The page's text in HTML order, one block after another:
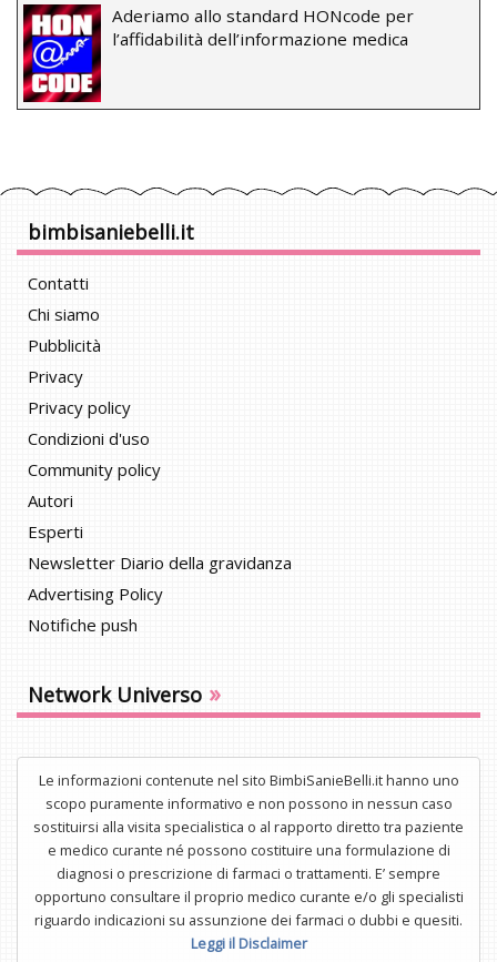
Aderiamo allo standard HONcode per
l’affidabilità dell’informazione medica
bimbisaniebelli.it
Contatti
Chi siamo
Pubblicità
Privacy
Privacy policy
Condizioni d'uso
Community policy
Autori
Esperti
Newsletter Diario della gravidanza
Advertising Policy
Notifiche push
Network Universo »
Le informazioni contenute nel sito BimbiSanieBelli.it hanno uno
scopo puramente informativo e non possono in nessun caso
sostituirsi alla visita specialistica o al rapporto diretto tra paziente
e medico curante né possono costituire una formulazione di
diagnosi o prescrizione di farmaci o trattamenti. E’ sempre
opportuno consultare il proprio medico curante e/o gli specialisti
riguardo indicazioni su assunzione dei farmaci o dubbi e quesiti.
Leggi il Disclaimer